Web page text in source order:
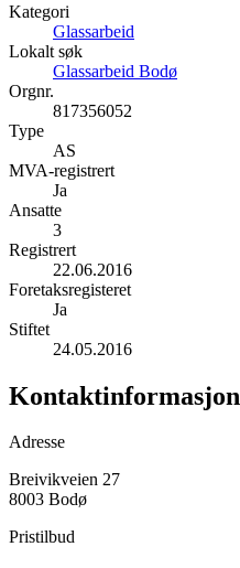
Kategori
Glassarbeid
Lokalt søk
Glassarbeid Bodø
Orgnr.
817356052
Type
AS
MVA-registrert
Ja
Ansatte
3
Registrert
22.06.2016
Foretaksregisteret
Ja
Stiftet
24.05.2016
Kontaktinformasjon
Adresse
Breivikveien 27
8003 Bodø
Pristilbud